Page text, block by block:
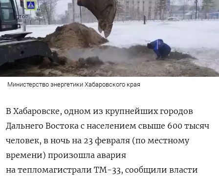
Министерство энергетики Хабаровского края
В Хабаровске, одном из крупнейших городов
Дальнего Востока с населением свыше 600 тысяч
человек, в ночь на 23 февраля (по местному
времени) произошла авария
на тепломагистрали ТМ-33, сообщили власти